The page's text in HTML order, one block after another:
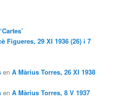
Figueres, 29 XI 1936 (26) i 7
enA Màrius Torres, 26 XI 1938
enA Màrius Torres, 8 V 1937